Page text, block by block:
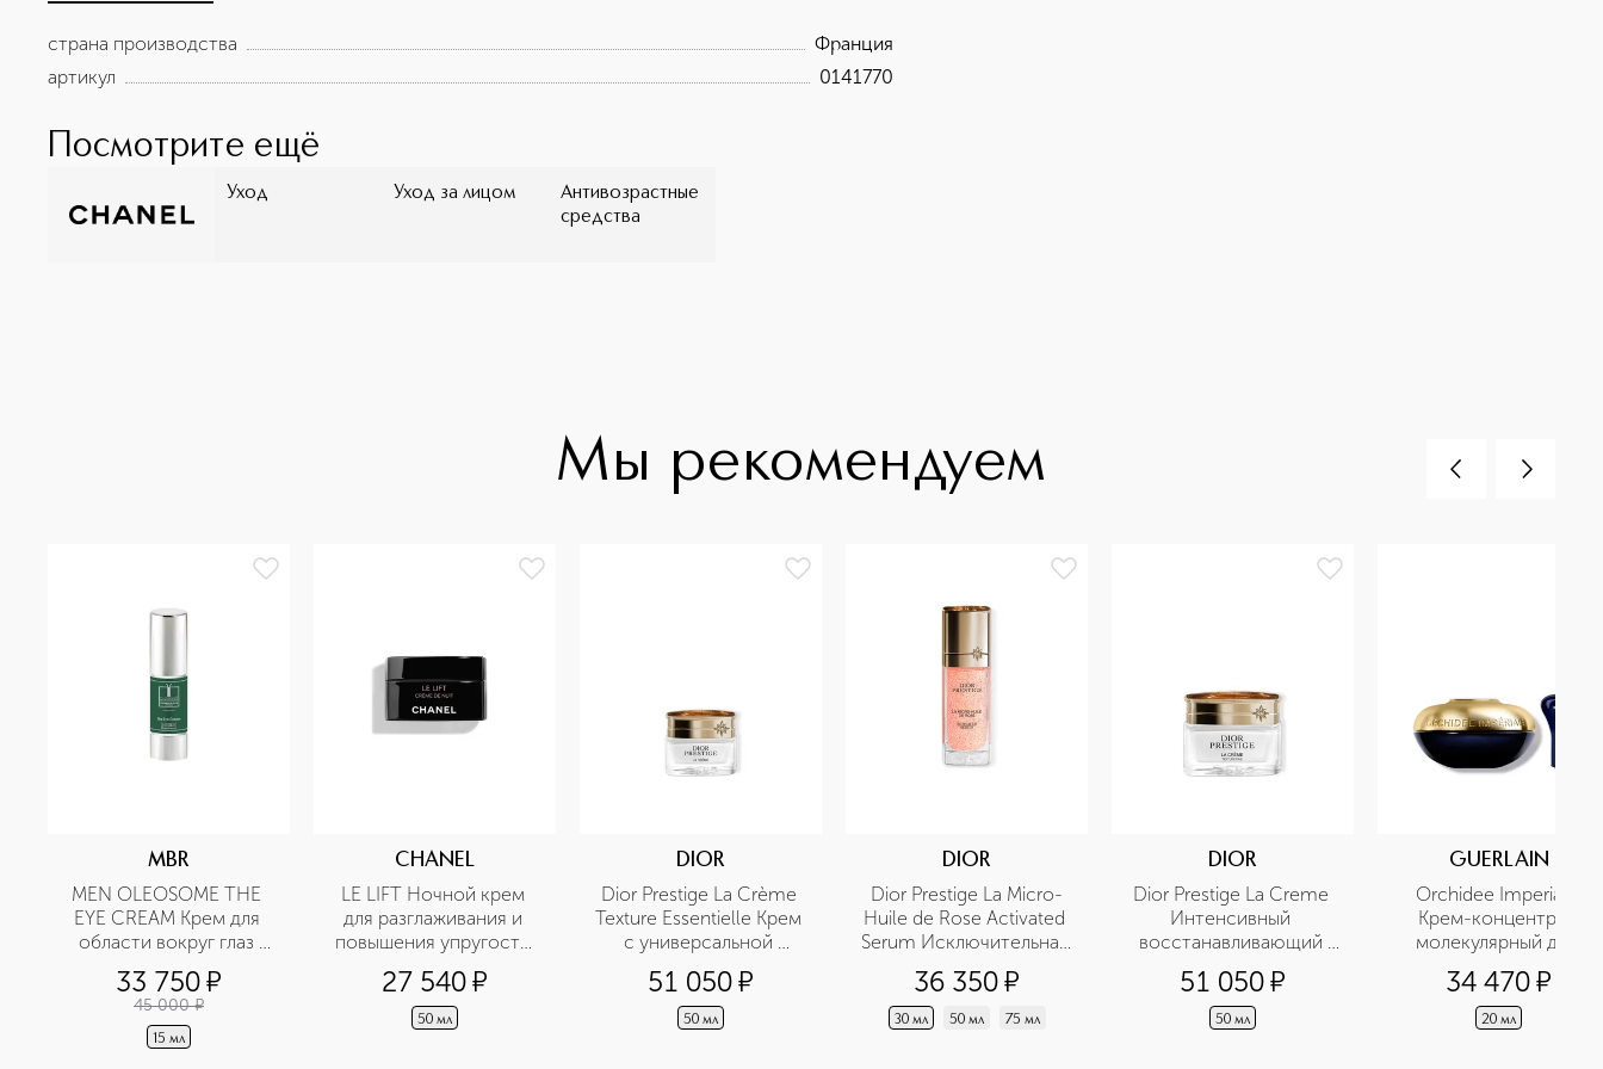
страна производства
Франция
артикул
0141770
Посмотрите ещё
Уход Уход за лицом
Антивозрастные
средства
Мы рекомендуем
MBR
MEN OLEOSOME THE
EYE CREAM Крем для
области вокруг глаз
разглаживающий
33 750¤
45 000 ¤
15 мл
CHANEL
LE LIFT Ночной крем
для разглаживания и
повышения упругости
кожи
27 540¤
50 мл
DIOR
Dior Prestige La Crème
Texture Essentielle Крем
с универсальной
текстурой для лица,
шеи и зоны декольте
51 050¤
50 мл
DIOR
Dior Prestige La Micro-
Huile de Rose Activated
Serum Исключительная
восстанавливающая
микропитательная
сыворотка
36 350¤
30 мл 50 мл 75 мл
DIOR
Dior Prestige La Creme
Интенсивный
восстанавливающий
крем для лица, шеи и
декольте с легкой
текстурой
51 050¤
50 мл
GUERLAIN
Orchidee Imperiale
Крем-концентрат
молекулярный для
области вокруг глаз
34 470¤
20 мл